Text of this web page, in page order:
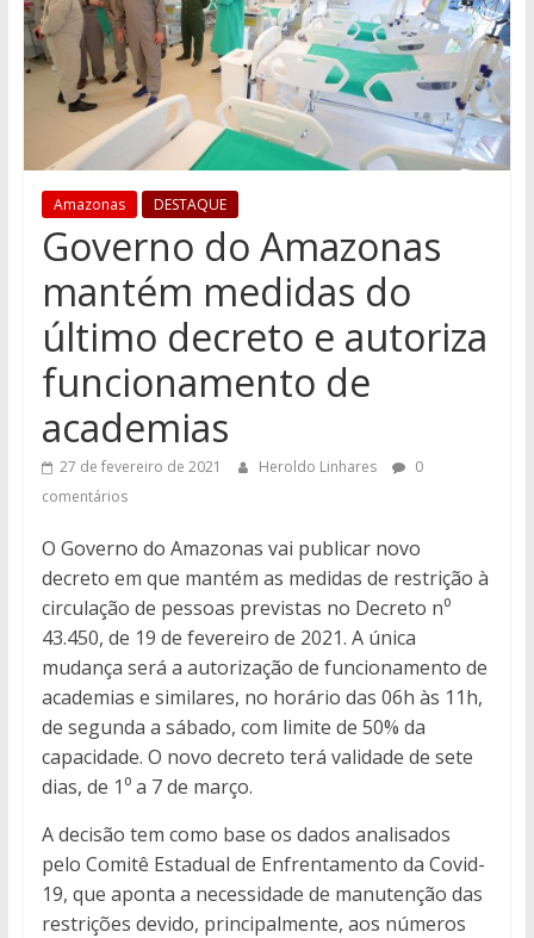
Amazonas DESTAQUE
Governo do Amazonas
mantém medidas do
último decreto e autoriza
funcionamento de
academias
27 de fevereiro de 2021 Heroldo Linhares
0
comentários
O Governo do Amazonas vai publicar novo
decreto em que mantém as medidas de restrição à
circulação de pessoas previstas no Decreto n⁰
43.450, de 19 de fevereiro de 2021. A única
mudança será a autorização de funcionamento de
academias e similares, no horário das 06h às 11h,
de segunda a sábado, com limite de 50% da
capacidade. O novo decreto terá validade de sete
dias, de 1⁰ a 7 de março.
A decisão tem como base os dados analisados
pelo Comitê Estadual de Enfrentamento da Covid-
19, que aponta a necessidade de manutenção das
restrições devido, principalmente, aos números